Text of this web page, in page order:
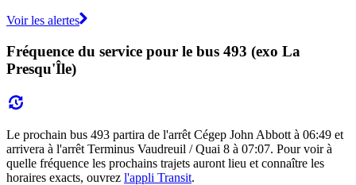
Voir les alertes
Fréquence du service pour le bus 493 (exo La
Presqu'Île)
Le prochain bus 493 partira de l'arrêt Cégep John Abbott à 06:49 et
arrivera à l'arrêt Terminus Vaudreuil / Quai 8 à 07:07. Pour voir à
quelle fréquence les prochains trajets auront lieu et connaître les
horaires exacts, ouvrez l'appli Transit.